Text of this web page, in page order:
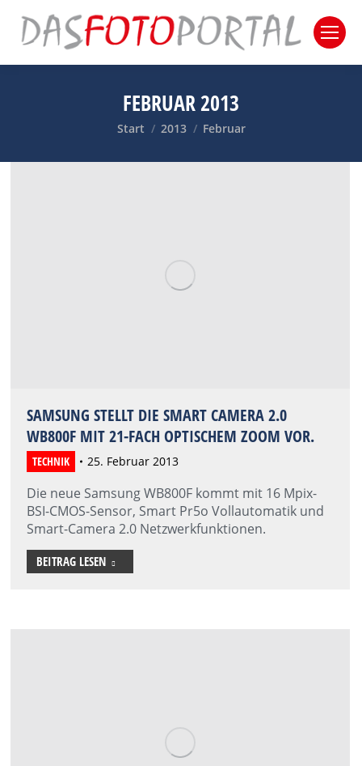
FEBRUAR 2013
Sie befinden sich hier:
Start 2013 Februar
SAMSUNG STELLT DIE SMART CAMERA 2.0
WB800F MIT 21-FACH OPTISCHEM ZOOM VOR.
TECHNIK 25. Februar 2013
Die neue Samsung WB800F kommt mit 16 Mpix-
BSI-CMOS-Sensor, Smart Pr5o Vollautomatik und
Smart-Camera 2.0 Netzwerkfunktionen.
BEITRAG LESEN